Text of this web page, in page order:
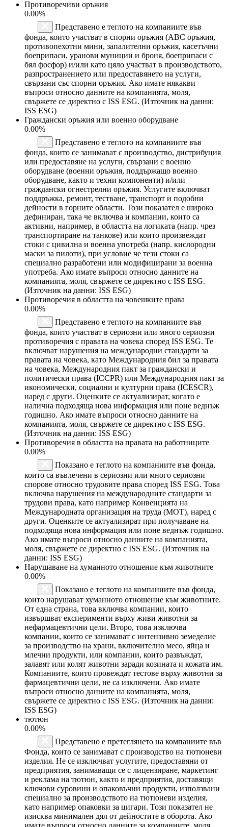
Противоречиви оръжия
0.00%
Представено е теглото на компаниите във
фонда, които участват в спорни оръжия (ABC оръжия,
противопехотни мини, запалителни оръжия, касетъчни
боеприпаси, уранови муниции и броня, боеприпаси с
бял фосфор) и/или като цяло участват в производството,
разпространението или предоставянето на услуги,
свързани със спорни оръжия. Ако имате някакви
въпроси относно данните на компанията, моля,
свържете се директно с ISS ESG. (Източник на данни:
ISS ESG)
Граждански оръжия или военно оборудване
0.00%
Представено е теглото на компаниите във
фонда, които се занимават с производство, дистрибуция
или предоставяне на услуги, свързани с военно
оборудване (военни оръжия, поддържащо военно
оборудване, както и техни компоненти) и/или
граждански огнестрелни оръжия. Услугите включват
поддръжка, ремонт, тестване, транспорт и подобни
дейности в горните области. Този показател е широко
дефиниран, така че включва и компании, които са
активни, например, в областта на логиката (напр. чрез
транспортиране на танкове) или които произвеждат
стоки с цивилна и военна употреба (напр. кислородни
маски за пилоти), при условие че тези стоки са
специално разработени или модифицирани за военна
употреба. Ако имате въпроси относно данните на
компанията, моля, свържете се директно с ISS ESG.
(Източник на данни: ISS ESG)
Противоречия в областта на човешките права
0.00%
Представено е теглото на компаниите във
фонда, които участват в сериозни или много сериозни
противоречия с правата на човека според ISS ESG. Те
включват нарушения на международни стандарти за
правата на човека, като Международния бил за правата
на човека, Международния пакт за граждански и
политически права (ICCPR) или Международния пакт за
икономически, социални и културни права (ICESCR),
наред с други. Оценките се актуализират, когато е
налична подходяща нова информация или поне веднъж
годишно. Ако имате въпроси относно данните на
компанията, моля, свържете се директно с ISS ESG.
(Източник на данни: ISS ESG)
Противоречия в областта на правата на работниците
0.00%
Показано е теглото на компаниите във фонда,
които са въвлечени в сериозни или много сериозни
спорове относно трудовите права според ISS ESG. Това
включва нарушения на международните стандарти за
трудови права, като например Конвенцията на
Международната организация на труда (МОТ), наред с
други. Оценките се актуализират при получаване на
подходяща нова информация или поне веднъж годишно.
Ако имате въпроси относно данните на компанията,
моля, свържете се директно с ISS ESG. (Източник на
данни: ISS ESG)
Нарушаване на хуманното отношение към животните
0.00%
Показано е теглото на компаниите във фонда,
които нарушават хуманното отношение към животните.
От една страна, това включва компании, които
извършват експерименти върху живи животни за
нефармацевтични цели. Второ, това изключва
компании, които се занимават с интензивно земеделие
за производство на храни, включително месо, яйца и
млечни продукти, или компании, които развъждат,
залавят или колят животни заради козината и кожата им.
Компаниите, които провеждат тестове върху животни за
фармацевтични цели, не са изключени. Ако имате
въпроси относно данните на компанията, моля,
свържете се директно с ISS ESG. (Източник на данни:
ISS ESG)
тютюн
0.00%
Представено е претеглянето на компаниите във
Фонда, които се занимават с производство на тютюневи
изделия. Не се изключват услугите, предоставяни от
предприятия, занимаващи се с лицензиране, маркетинг
и реклама на тютюн, както и предприятия, доставящи
ключови суровини и опаковъчни продукти, използвани
специално за производството на тютюневи изделия,
като например опаковки за цигари. Този показател не
изисква минимален дял от дейностите в оборота. Ако
имате въпроси относно данните за компаниите, моля,